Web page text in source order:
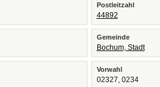
Postleitzahl
44892
Gemeinde
Bochum, Stadt
Vorwahl
02327, 0234